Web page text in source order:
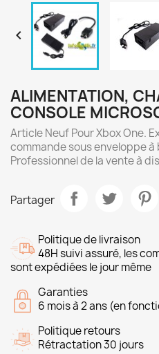

ALIMENTATION,
CONSOLE
Article Neuf Pour Xbox One.
commande sous enveloppe
Professionnel de la vente à
Partager
Politique de livraison
48H suivi assuré, les
sont expédiées le jour même
Garanties
6 mois à 2 ans (en
Politique retours
Rétractation 30 jours